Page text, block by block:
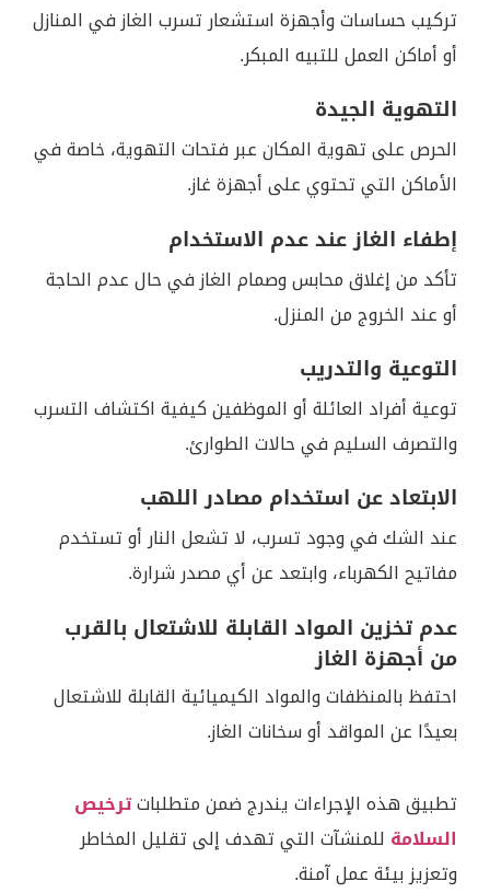
تركيب حساسات وأجهزة استشعار تسرب الغاز في المنازل
أو أماكن العمل للتبيه المبكر.
التهوية الجيدة
الحرص على تهوية المكان عبر فتحات التهوية، خاصة في
الأماكن التي تحتوي على أجهزة غاز.
إطفاء الغاز عند عدم الاستخدام
تأكد من إغلاق محابس وصمام الغاز في حال عدم الحاجة
أو عند الخروج من المنزل.
التوعية والتدريب
توعية أفراد العائلة أو الموظفين كيفية اكتشاف التسرب
والتصرف السليم في حالات الطوارئ.
الابتعاد عن استخدام مصادر اللهب
عند الشك في وجود تسرب، لا تشعل النار أو تستخدم
مفاتيح الكهرباء، وابتعد عن أي مصدر شرارة.
عدم تخزين المواد القابلة للاشتعال بالقرب
من أجهزة الغاز
احتفظ بالمنظفات والمواد الكيميائية القابلة للاشتعال
بعيدًا عن المواقد أو سخانات الغاز.
تطبيق هذه الإجراءات يندرج ضمن متطلباتترخيص
السلامة للمنشآت التي تهدف إلى تقليل المخاطر
وتعزيز بيئة عمل آمنة.